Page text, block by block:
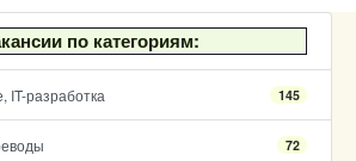
по категориям:
IT-разработка 145
72